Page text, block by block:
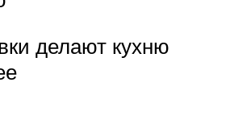
делают кухню